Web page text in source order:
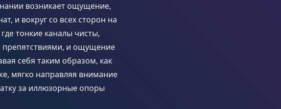
возникает ощущение,
и вокруг со всех сторон на
тонкие каналы чисты,
препятствиями, и ощущение
себя таким образом, как
мягко направляя внимание
за иллюзорные опоры